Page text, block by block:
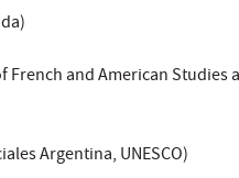
and American
Argentina, UNESCO)